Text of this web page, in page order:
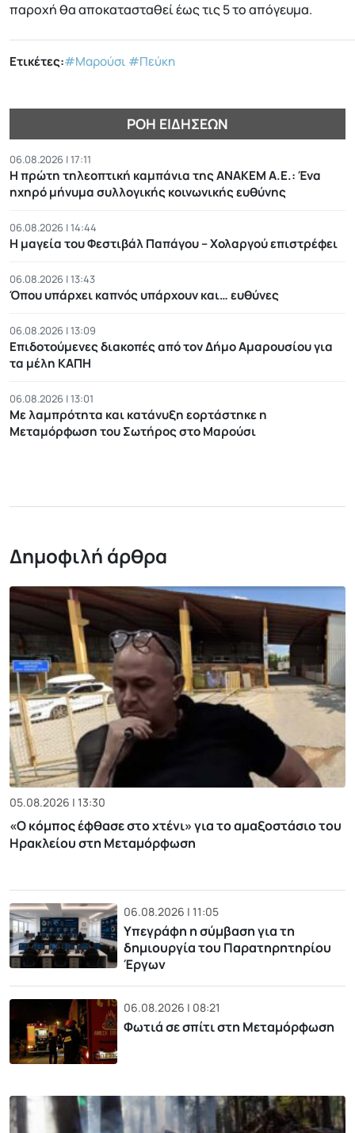
παροχή θα αποκατασταθεί έως τις 5 το απόγευμα.
Ετικέτες:#Μαρούσι #Πεύκη
ΡΟΉ ΕΙΔΉΣΕΩΝ
06.08.2026 | 17:11
Η πρώτη τηλεοπτική καμπάνια της ΑΝΑΚΕΜ Α.Ε.: Ένα
ηχηρό μήνυμα συλλογικής κοινωνικής ευθύνης
06.08.2026 | 14:44
Η μαγεία του Φεστιβάλ Παπάγου – Χολαργού επιστρέφει
06.08.2026 | 13:43
Όπου υπάρχει καπνός υπάρχουν και… ευθύνες
06.08.2026 | 13:09
Επιδοτούμενες διακοπές από τον Δήμο Αμαρουσίου για
τα μέλη ΚΑΠΗ
06.08.2026 | 13:01
Με λαμπρότητα και κατάνυξη εορτάστηκε η
Μεταμόρφωση του Σωτήρος στο Μαρούσι
Δημοφιλή άρθρα
05.08.2026 | 13:30
«Ο κόμπος έφθασε στο χτένι» για το αμαξοστάσιο του
Ηρακλείου στη Μεταμόρφωση
06.08.2026 | 11:05
Υπεγράφη η σύμβαση για τη
δημιουργία του Παρατηρητηρίου
Έργων
06.08.2026 | 08:21
Φωτιά σε σπίτι στη Μεταμόρφωση